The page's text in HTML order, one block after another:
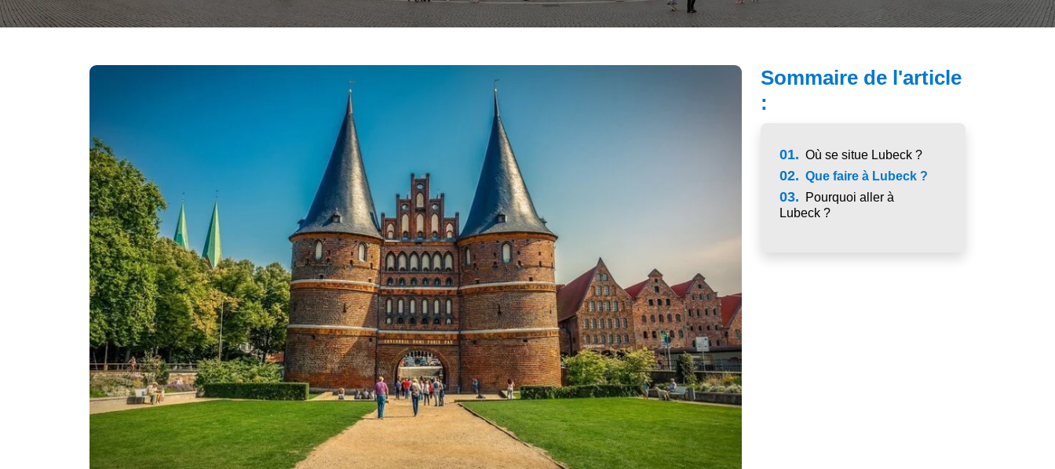
Sommaire de l'article
:
01. Où se situe Lubeck ?
02. Que faire à Lubeck ?
03.
Pourquoi aller à
Lubeck ?